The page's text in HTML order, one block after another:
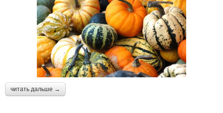
читать дальше →